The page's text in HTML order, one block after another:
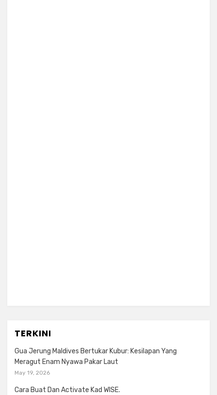
TERKINI
Gua Jerung Maldives Bertukar Kubur: Kesilapan Yang
Meragut Enam Nyawa Pakar Laut
May 19, 2026
Cara Buat Dan Activate Kad WISE.